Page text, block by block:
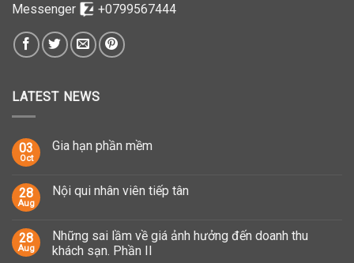
Messenger
+0799567444
LATEST NEWS
03
Oct
Gia hạn phần mềm
28
Aug
Nội qui nhân viên tiếp tân
28
Aug
Những sai lầm về giá ảnh hưởng đến doanh thu
khách sạn. Phần II